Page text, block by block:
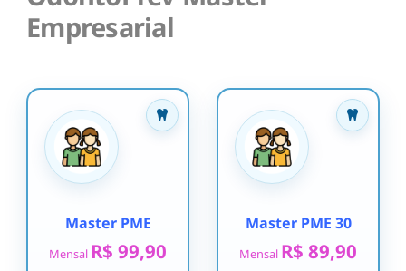
Empresarial
Master PME
Mensal R$ 99,90
Master PME 30
Mensal R$ 89,90